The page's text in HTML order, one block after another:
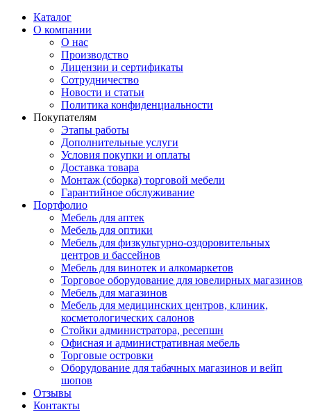
Каталог
О компании
О нас
Производство
Лицензии и сертификаты
Сотрудничество
Новости и статьи
Политика конфиденциальности
Покупателям
Этапы работы
Дополнительные услуги
Условия покупки и оплаты
Доставка товара
Монтаж (сборка) торговой мебели
Гарантийное обслуживание
Портфолио
Мебель для аптек
Мебель для оптики
Мебель для физкультурно-оздоровительных
центров и бассейнов
Мебель для винотек и алкомаркетов
Торговое оборудование для ювелирных магазинов
Мебель для магазинов
Мебель для медицинских центров, клиник,
косметологических салонов
Стойки администратора, ресепшн
Офисная и административная мебель
Торговые островки
Оборудование для табачных магазинов и вейп
шопов
Отзывы
Контакты